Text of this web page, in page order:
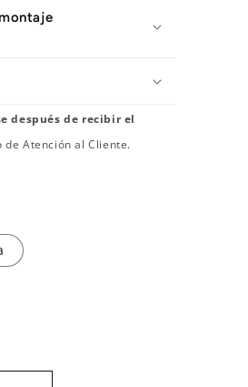
después de recibir el
Atención al Cliente.